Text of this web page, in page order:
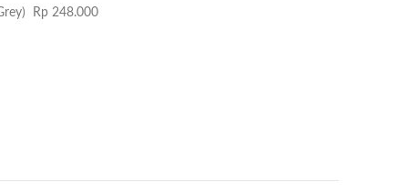
Rp 248.000